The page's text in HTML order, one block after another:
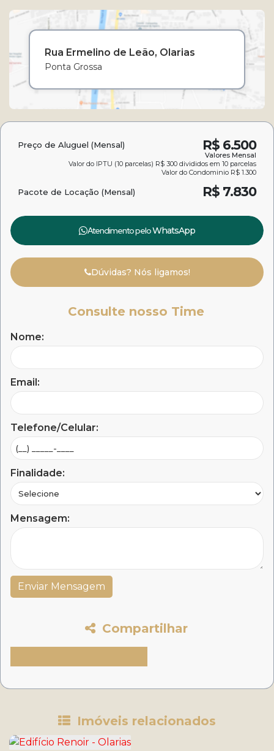
Rua Ermelino de Leão Olarias
Ponta Grossa
R$ 6.500
Preço de Aluguel (Mensal)
Valores Mensal
Valor do IPTU (10 parcelas) R$ 300 divididos em 10 parcelas
Valor do Condominio R$ 1.300
R$ 7.830
Pacote de Locação (Mensal)
Atendimento peloWhatsApp
Dúvidas? Nós ligamos!
Consulte nosso Time
Nome:
Email:
Telefone/Celular:
Finalidade:
Mensagem:
Compartilhar
Imóveis relacionados